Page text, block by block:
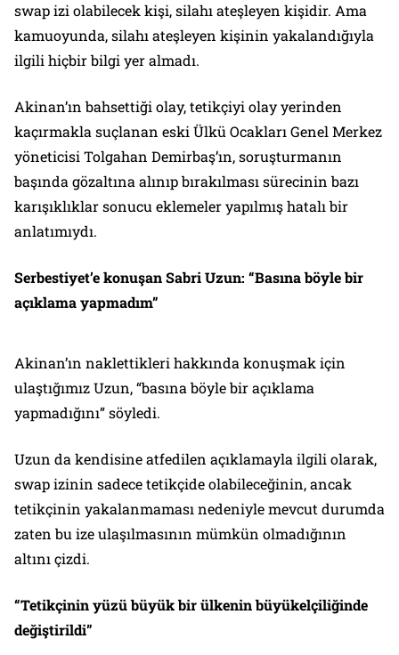
swap izi olabilecek kişi, silahı ateşleyen kişidir. Ama
kamuoyunda, silahı ateşleyen kişinin yakalandığıyla
ilgili hiçbir bilgi yer almadı.
Akinan’ın bahsettiği olay, tetikçiyi olay yerinden
kaçırmakla suçlanan eski Ülkü Ocakları Genel Merkez
yöneticisi Tolgahan Demirbaş’ın, soruşturmanın
başında gözaltına alınıp bırakılması sürecinin bazı
karışıklıklar sonucu eklemeler yapılmış hatalı bir
anlatımıydı.
Serbestiyet’e konuşan Sabri Uzun: “Basına böyle bir
açıklama yapmadım”
Akinan’ın naklettikleri hakkında konuşmak için
ulaştığımız Uzun, “basına böyle bir açıklama
yapmadığını” söyledi.
Uzun da kendisine atfedilen açıklamayla ilgili olarak,
swap izinin sadece tetikçide olabileceğinin, ancak
tetikçinin yakalanmaması nedeniyle mevcut durumda
zaten bu ize ulaşılmasının mümkün olmadığının
altını çizdi.
“Tetikçinin yüzü büyük bir ülkenin büyükelçiliğinde
değiştirildi”